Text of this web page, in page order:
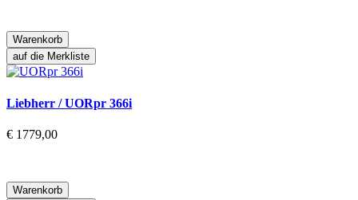
Warenkorb
auf die Merkliste
Liebherr / UORpr 366i
€ 1779,00
Warenkorb